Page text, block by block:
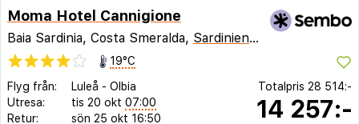
Moma Hotel Cannigione
Baia Sardinia, Costa Smeralda, Sardinien,Italien
19°C
Flyg från:
Luleå - Olbia
Utresa:
tis 20 okt 07:00
Retur:
sön 25 okt 16:50
Totalpris 28 514:-
14 257:-